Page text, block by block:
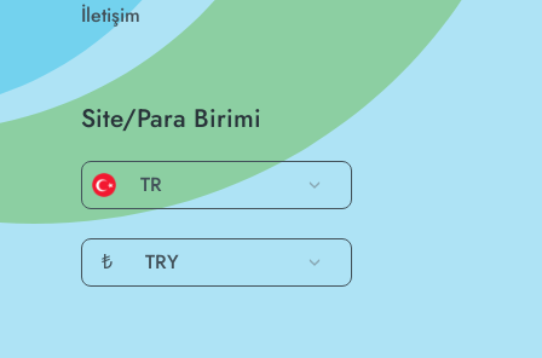
İletişim
Site/Para Birimi
TR
₺ TRY